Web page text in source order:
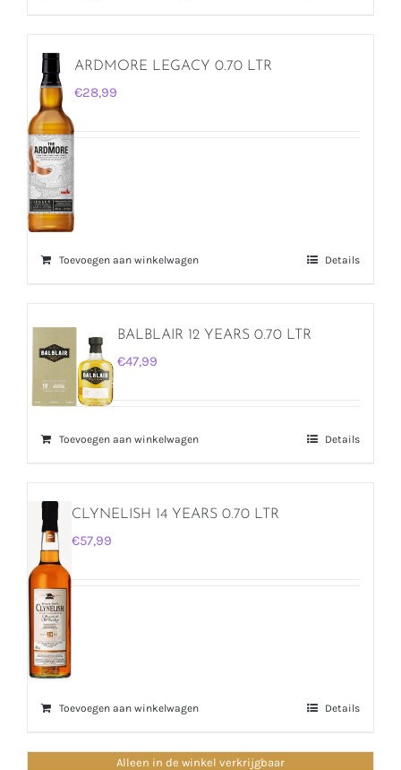
ARDMORE LEGACY 0.70 LTR
€28,99
Toevoegen aan winkelwagen Details
BALBLAIR 12 YEARS 0.70 LTR
€47,99
Toevoegen aan winkelwagen Details
CLYNELISH 14 YEARS 0.70 LTR
€57,99
Toevoegen aan winkelwagen Details
Alleen in de winkel verkrijgbaar